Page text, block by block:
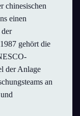
chinesischen
einen
gehört die
der Anlage
an